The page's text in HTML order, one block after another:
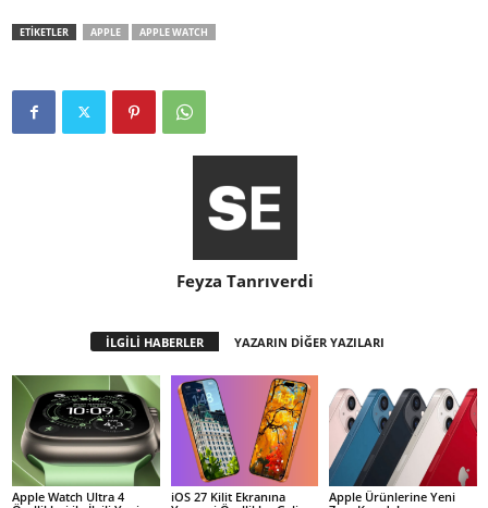
ETİKETLER APPLE APPLE WATCH
Feyza Tanrıverdi
İLGİLİ HABERLER YAZARIN DİĞER YAZILARI
Apple Watch Ultra 4
iOS 27 Kilit Ekranına
Apple Ürünlerine Yeni